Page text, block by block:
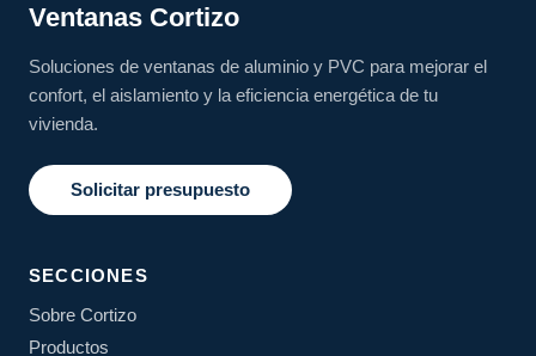
Ventanas Cortizo
Soluciones de ventanas de aluminio y PVC para mejorar el
confort, el aislamiento y la eficiencia energética de tu
vivienda.
Solicitar presupuesto
SECCIONES
Sobre Cortizo
Productos